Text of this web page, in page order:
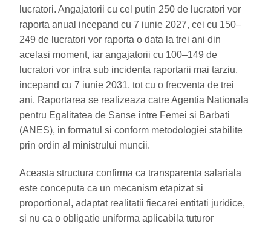
lucratori. Angajatorii cu cel putin 250 de lucratori vor
raporta anual incepand cu 7 iunie 2027, cei cu 150–
249 de lucratori vor raporta o data la trei ani din
acelasi moment, iar angajatorii cu 100–149 de
lucratori vor intra sub incidenta raportarii mai tarziu,
incepand cu 7 iunie 2031, tot cu o frecventa de trei
ani. Raportarea se realizeaza catre Agentia Nationala
pentru Egalitatea de Sanse intre Femei si Barbati
(ANES), in formatul si conform metodologiei stabilite
prin ordin al ministrului muncii.
Aceasta structura confirma ca transparenta salariala
este conceputa ca un mecanism etapizat si
proportional, adaptat realitatii fiecarei entitati juridice,
si nu ca o obligatie uniforma aplicabila tuturor